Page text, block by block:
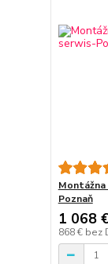
Poznaň
1 068
868 € bez